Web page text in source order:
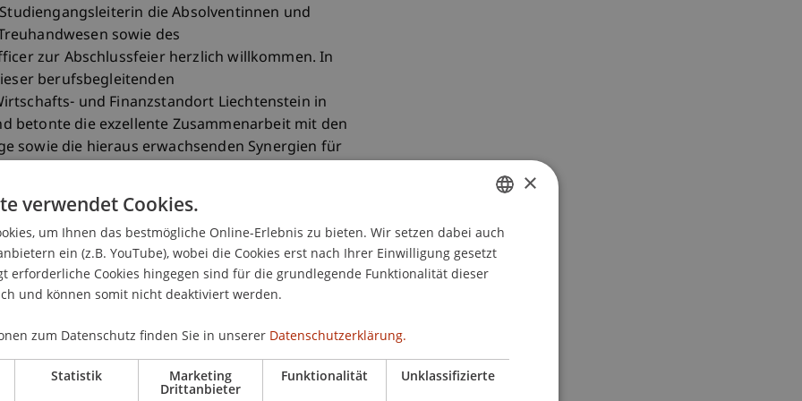
die Absolventinnen und
sowie des
zur Abschlussfeier herzlich willkommen. In
berufsbegleitenden
und Finanzstandort Liechtenstein in
betonte die exzellente Zusammenarbeit mit den
sowie die hieraus erwachsenden Synergien für
übergab Alexandra Butterstein die
Absolventinnen und Absolventen zum
nochmals deren grosse Leistung im Rahmen
Studiengangs.
am Finanzplatz bewirken,
bzw. Treuhandexpertin und -experte immer
Wandel unterworfen ist. Daher ist eine
Die Absolventen und Absolventinnen
an der Professur für Gesellschafts-,
GERMAN
ENGLISH
×
verwendet Cookies.
um Ihnen das bestmögliche Online-Erlebnis zu bieten. Wir setzen dabei auch
ein (z.B. YouTube), wobei die Cookies erst nach Ihrer Einwilligung gesetzt
erforderliche Cookies hingegen sind für die grundlegende Funktionalität dieser
und können somit nicht deaktiviert werden.
zum Datenschutz finden Sie in unserer Datenschutzerklärung.
Statistik Marketing
Drittanbieter
Funktionalität Unklassifizierte